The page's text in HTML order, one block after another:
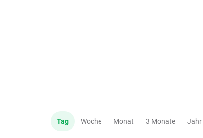
Tag Woche Monat 3 Monate Jahr